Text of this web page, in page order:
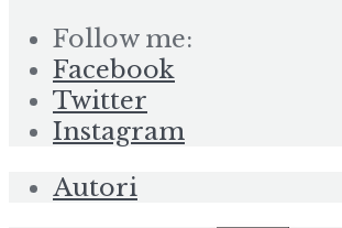
Follow me:
Facebook
Twitter
Instagram
Autori